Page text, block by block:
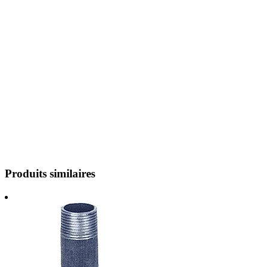
Produits similaires